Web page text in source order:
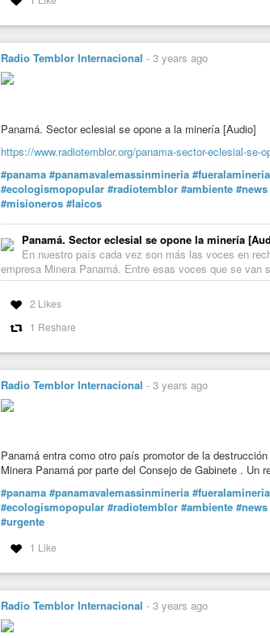
Radio Temblor Internacional - 3 years ago
Panamá. Sector eclesial se opone a la minería [Audio]
https://www.radiotemblor.org/panama-sector-eclesial-se-
#panama #panamavalemassinmineria #fueralamineria
#ecologismopopular #radiotemblor #ambiente #news
#misioneros #laicos
Panamá. Sector eclesial se opone la minería
En nuestro país cada vez son más las voces en
empresa Minera Panamá. Entre esas voces que se van
2 Likes
1 Reshare
Radio Temblor Internacional - 3 years ago
Panamá entra como otro país promotor de la
Minera Panamá por parte del Consejo de Gabinete .
#panama #panamavalemassinmineria #fueralamineria
#ecologismopopular #radiotemblor #ambiente #news
#urgente
1 Like
Radio Temblor Internacional - 3 years ago